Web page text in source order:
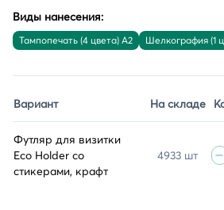
Виды нанесения:
Тампопечать (4 цвета) A2 Шелкография (1
Вариант На складе
Футляр для визитки
Eco Holder со
стикерами, крафт
4933 шт